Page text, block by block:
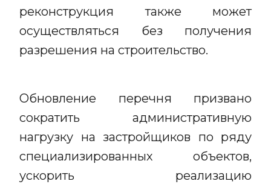
реконструкция также может
осуществляться без получения
разрешения на строительство.
Обновление перечня призвано
сократить административную
нагрузку на застройщиков по ряду
специализированных объектов,
ускорить реализацию